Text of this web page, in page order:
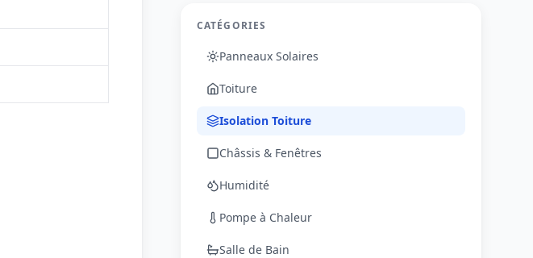
CATÉGORIES
Panneaux Solaires
Toiture
Isolation Toiture
Châssis & Fenêtres
Humidité
Pompe à Chaleur
Salle de Bain